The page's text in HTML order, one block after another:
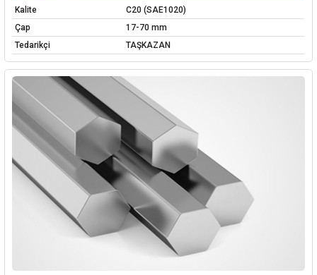
Kalite
C20 (SAE1020)
Çap
17-70 mm
Tedarikçi
TAŞKAZAN